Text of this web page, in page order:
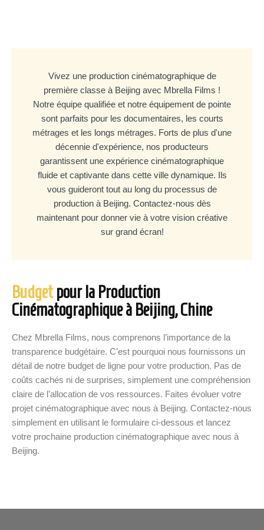
Vivez une production cinématographique de
première classe à Beijing avec Mbrella Films !
Notre équipe qualifiée et notre équipement de pointe
sont parfaits pour les documentaires, les courts
métrages et les longs métrages. Forts de plus d'une
décennie d'expérience, nos producteurs
garantissent une expérience cinématographique
fluide et captivante dans cette ville dynamique. Ils
vous guideront tout au long du processus de
production à Beijing. Contactez-nous dès
maintenant pour donner vie à votre vision créative
sur grand écran!
Budgetpour la Production
Cinématographique à Beijing, Chine
Chez Mbrella Films, nous comprenons l’importance de la
transparence budgétaire. C’est pourquoi nous fournissons un
détail de notre budget de ligne pour votre production. Pas de
coûts cachés ni de surprises, simplement une compréhension
claire de l’allocation de vos ressources. Faites évoluer votre
projet cinématographique avec nous à Beijing. Contactez-nous
simplement en utilisant le formulaire ci-dessous et lancez
votre prochaine production cinématographique avec nous à
Beijing.